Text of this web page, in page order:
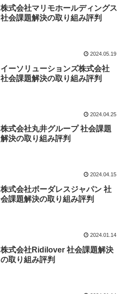
株式会社マリモホールディングス
社会課題解決の取り組み評判
2024.05.19
イーソリューションズ株式会社
社会課題解決の取り組み評判
2024.04.25
株式会社丸井グループ 社会課題
解決の取り組み評判
2024.04.15
株式会社ボーダレスジャパン 社
会課題解決の取り組み評判
2024.01.14
株式会社Ridilover 社会課題解決
の取り組み評判